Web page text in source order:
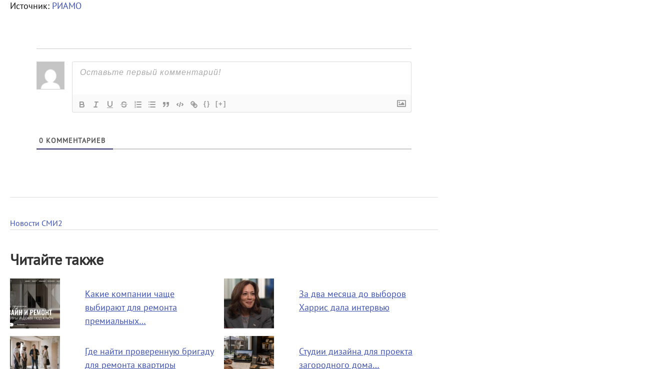
Источник: РИАМО
{} [+]
0 КОММЕНТАРИЕВ
Новости СМИ2
Читайте также
Какие компании чаще
выбирают для ремонта
премиальных…
За два месяца до выборов
Харрис дала интервью
Где найти проверенную бригаду
для ремонта квартиры
Студии дизайна для проекта
загородного дома…